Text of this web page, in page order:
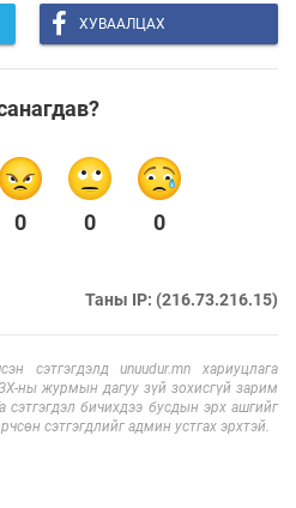
ХУВААЛЦАХ
0 0 0
Таны IP: (216.73.216.15)
сэтгэгдэлд unuudur.mn хариуцлага
ны журмын дагуу зүй зохисгүй зарим
сэтгэгдэл бичихдээ бусдын эрх ашгийг
сэтгэгдлийг админ устгах эрхтэй.